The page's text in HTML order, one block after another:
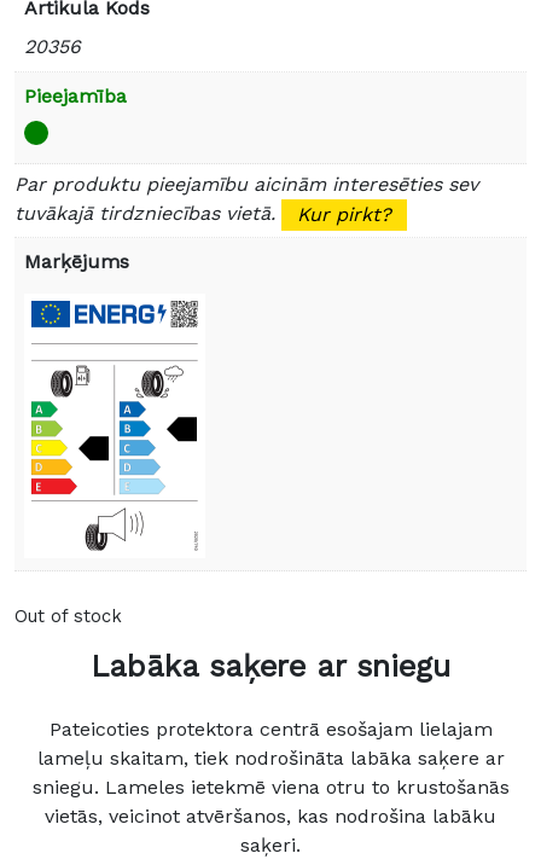
Artikula Kods
20356
Pieejamība
Par produktu pieejamību aicinām interesēties sev
tuvākajā tirdzniecības vietā.
Kur pirkt?
Marķējums
Out of stock
Labāka saķere ar sniegu
Pateicoties protektora centrā esošajam lielajam
lameļu skaitam, tiek nodrošināta labāka saķere ar
sniegu. Lameles ietekmē viena otru to krustošanās
vietās, veicinot atvēršanos, kas nodrošina labāku
saķeri.